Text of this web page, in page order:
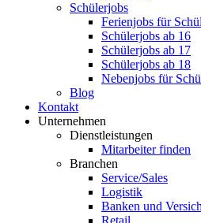
Schülerjobs
Ferienjobs für
Schülerjobs ab 16
Schülerjobs ab 17
Schülerjobs ab 18
Nebenjobs für
Blog
Kontakt
Unternehmen
Dienstleistungen
Mitarbeiter finden
Branchen
Service/Sales
Logistik
Banken und
Retail